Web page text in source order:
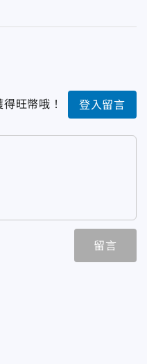
旺幣哦！ 登入留言
留言